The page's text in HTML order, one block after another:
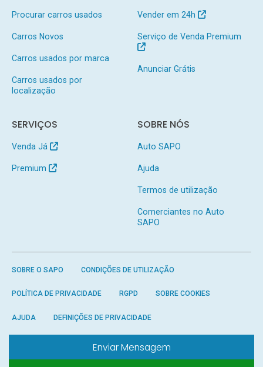
Enviar Mensagem
Procurar carros usados
Carros Novos
Carros usados por marca
Carros usados por
localização
Vender em 24h
Serviço de Venda Premium
Anunciar Grátis
SERVIÇOS
Venda Já
Premium
SOBRE NÓS
Auto SAPO
Ajuda
Termos de utilização
Comerciantes no Auto
SAPO
SOBRE O SAPO CONDIÇÕES DE UTILIZAÇÃO
POLÍTICA DE PRIVACIDADE RGPD SOBRE COOKIES
AJUDA DEFINIÇÕES DE PRIVACIDADE